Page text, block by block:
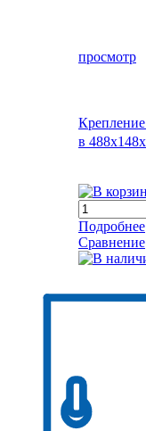
просмотр
в
Подробнее
Сравнение